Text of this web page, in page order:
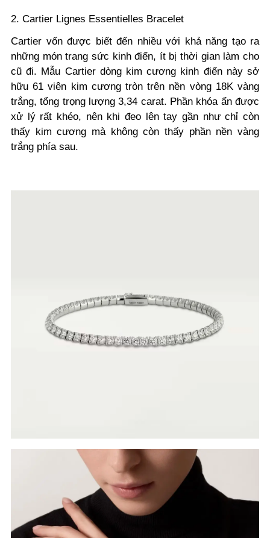
2. Cartier Lignes Essentielles Bracelet
Cartier vốn được biết đến nhiều với khả năng tạo ra
những món trang sức kinh điển, ít bị thời gian làm cho
cũ đi. Mẫu Cartier dòng kim cương kinh điển này sở
hữu 61 viên kim cương tròn trên nền vòng 18K vàng
trắng, tổng trọng lượng 3,34 carat. Phần khóa ẩn được
xử lý rất khéo, nên khi đeo lên tay gần như chỉ còn
thấy kim cương mà không còn thấy phần nền vàng
trắng phía sau.